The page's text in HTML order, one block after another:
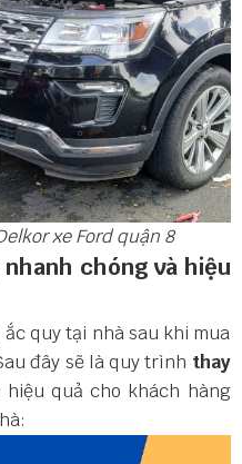
xe Ford quận 8
chóng và hiệu
quy tại nhà sau khi mua
đây sẽ là quy trình thay
hiệu quả cho khách hàng